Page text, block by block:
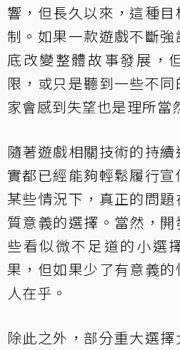
響，但長久以來，這種
制。如果一款遊戲不斷
底改變整體故事發展，
限，或只是聽到一些不
家會感到失望也是理所當
隨著遊戲相關技術的持
實都已經能夠輕鬆履行
某些情況下，真正的問
質意義的選擇。當然，
些看似微不足道的小選
果，但如果少了有意義
人在乎。
除此之外，部分重大選